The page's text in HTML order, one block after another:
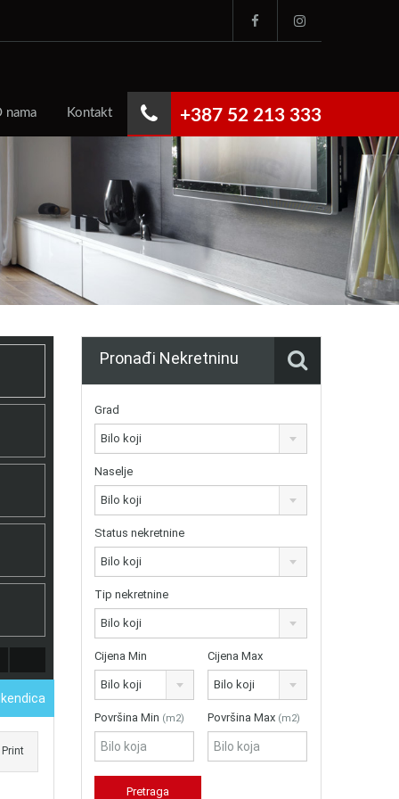
+387 52 213 333
nama Kontakt
Print
Pronađi Nekretninu
Grad
Bilo koji
Naselje
Bilo koji
Status nekretnine
Bilo koji
Tip nekretnine
Bilo koji
Cijena Min
Bilo koji
Cijena Max
Bilo koji
Površina Min (m2) Površina Max (m2)